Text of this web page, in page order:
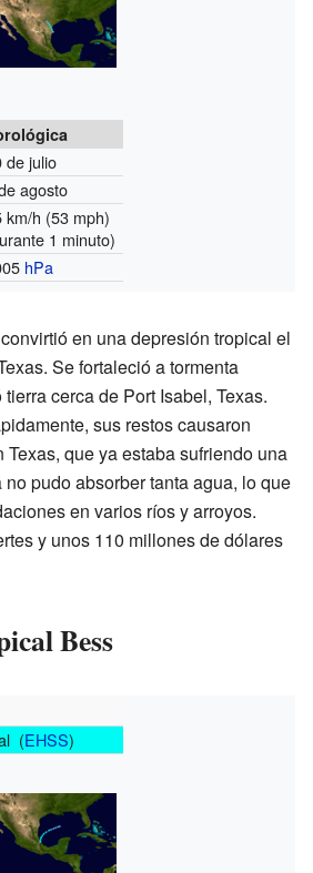
de julio
agosto
km/h (53 mph)
1 minuto)
hPa
en una depresión tropical el
Se fortaleció a tormenta
cerca de Port Isabel, Texas.
sus restos causaron
Texas, que ya estaba sufriendo una
pudo absorber tanta agua, lo que
en varios ríos y arroyos.
y unos 110 millones de dólares
Bess
(EHSS)